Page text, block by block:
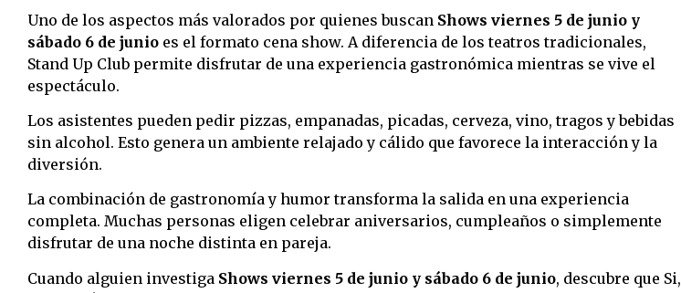
Uno de los aspectos más valorados por quienes buscan Shows viernes 5 de junio y
sábado 6 de junio es el formato cena show. A diferencia de los teatros tradicionales,
Stand Up Club permite disfrutar de una experiencia gastronómica mientras se vive el
espectáculo.
Los asistentes pueden pedir pizzas, empanadas, picadas, cerveza, vino, tragos y bebidas
sin alcohol. Esto genera un ambiente relajado y cálido que favorece la interacción y la
diversión.
La combinación de gastronomía y humor transforma la salida en una experiencia
completa. Muchas personas eligen celebrar aniversarios, cumpleaños o simplemente
disfrutar de una noche distinta en pareja.
Cuando alguien investiga Shows viernes 5 de junio y sábado 6 de junio, descubre que Si,